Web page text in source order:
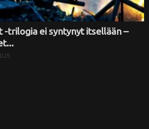
-trilogia ei syntynyt itsellään –